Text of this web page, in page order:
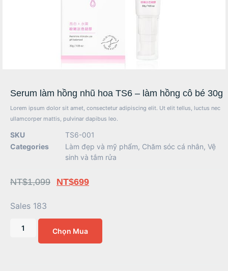
Serum làm hồng nhũ hoa TS6 – làm hồng cô bé 30g
Lorem ipsum dolor sit amet, consectetur adipiscing elit. Ut elit tellus, luctus nec
ullamcorper mattis, pulvinar dapibus leo.
SKU
TS6-001
Categories
Làm đẹp và mỹ phẩm, Chăm sóc cá nhân, Vệ
sinh và tắm rửa
NT$1,099 NT$699
Sales 183
Chọn Mua